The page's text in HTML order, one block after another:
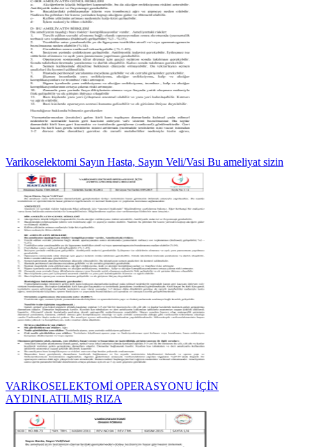
Varikoselektomi Sayın Hasta, Sayın Veli/Vasi Bu ameliyat sizin
VARİKOSELEKTOMİ OPERASYONU İÇİN
AYDINLATILMIŞ RIZA